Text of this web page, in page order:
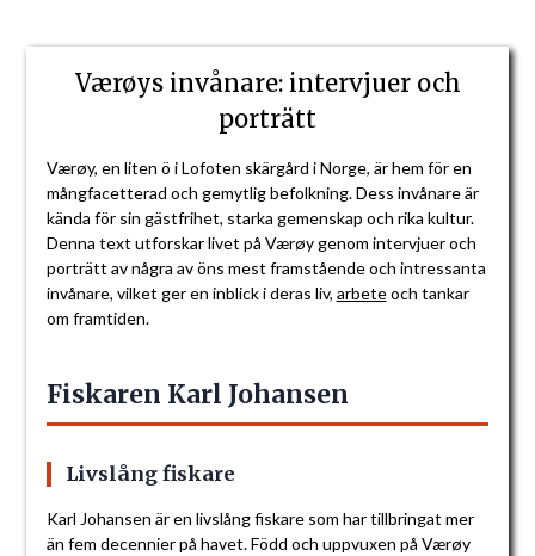
Værøys invånare: intervjuer och
porträtt
Værøy, en liten ö i Lofoten skärgård i Norge, är hem för en
mångfacetterad och gemytlig befolkning. Dess invånare är
kända för sin gästfrihet, starka gemenskap och rika kultur.
Denna text utforskar livet på Værøy genom intervjuer och
porträtt av några av öns mest framstående och intressanta
invånare, vilket ger en inblick i deras liv, arbeteoch tankar
om framtiden.
Fiskaren Karl Johansen
Livslång fiskare
Karl Johansen är en livslång fiskare som har tillbringat mer
än fem decennier på havet. Född och uppvuxen på Værøy